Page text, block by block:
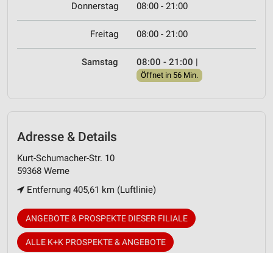
Donnerstag 08:00 - 21:00
Freitag 08:00 - 21:00
Samstag 08:00 - 21:00 |
Öffnet in 56 Min.
Adresse & Details
Kurt-Schumacher-Str. 10
59368 Werne
Entfernung 405,61 km (Luftlinie)
ANGEBOTE & PROSPEKTE DIESER FILIALE
ALLE K+K PROSPEKTE & ANGEBOTE